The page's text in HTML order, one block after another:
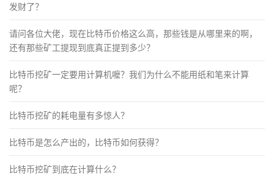
发财了？
请问各位大佬，现在比特币价格这么高，那些钱是从哪里来的啊，
还有那些矿工提现到底真正提到多少？
比特币挖矿一定要用计算机嚒？我们为什么不能用纸和笔来计算
呢？
比特币挖矿的耗电量有多惊人？
比特币是怎么产出的，比特币如何获得？
比特币挖矿到底在计算什么？